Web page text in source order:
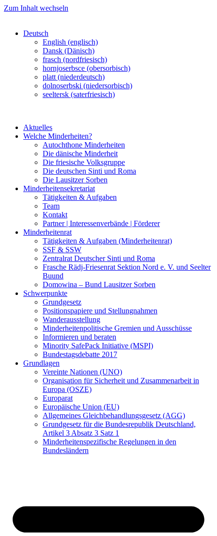
Zum Inhalt wechseln
Deutsch
English (englisch)
Dansk (Dänisch)
frasch (nordfriesisch)
hornjoserbsce (obersorbisch)
platt (niederdeutsch)
dolnoserbski (niedersorbisch)
seeltersk (saterfriesisch)
Aktuelles
Welche Minderheiten?
Autochthone Minderheiten
Die dänische Minderheit
Die friesische Volksgruppe
Die deutschen Sinti und Roma
Die Lausitzer Sorben
Minderheitensekretariat
Tätigkeiten & Aufgaben
Team
Kontakt
Partner | Interessenverbände | Förderer
Minderheitenrat
Tätigkeiten & Aufgaben (Minderheitenrat)
SSF & SSW
Zentralrat Deutscher Sinti und Roma
Frasche Rädj-Friesenrat Sektion Nord e. V. und Seelter
Buund
Domowina – Bund Lausitzer Sorben
Schwerpunkte
Grundgesetz
Positionspapiere und Stellungnahmen
Wanderausstellung
Minderheitenpolitische Gremien und Ausschüsse
Informieren und beraten
Minority SafePack Initiative (MSPI)
Bundestagsdebatte 2017
Grundlagen
Vereinte Nationen (UNO)
Organisation für Sicherheit und Zusammenarbeit in
Europa (OSZE)
Europarat
Europäische Union (EU)
Allgemeines Gleichbehandlungsgesetz (AGG)
Grundgesetz für die Bundesrepublik Deutschland,
Artikel 3 Absatz 3 Satz 1
Minderheitenspezifische Regelungen in den
Bundesländern